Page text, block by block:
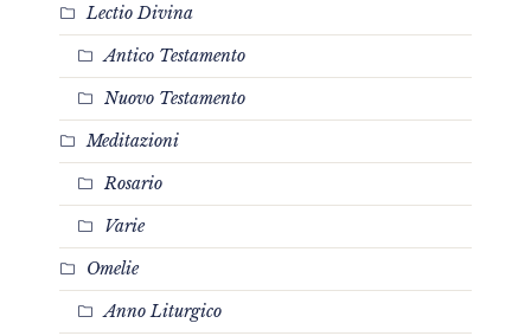
Lectio Divina
Antico Testamento
Nuovo Testamento
Meditazioni
Rosario
Varie
Omelie
Anno Liturgico